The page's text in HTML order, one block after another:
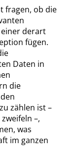
fragen, ob die
derart
fügen.
Daten in
die
zählen ist –
–,
was
im ganzen